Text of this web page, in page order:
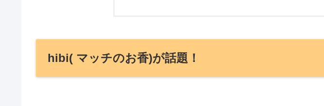
hibi( マッチのお香)が話題！